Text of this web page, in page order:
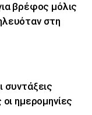
βρέφος μόλις
στη
συντάξεις
ημερομηνίες